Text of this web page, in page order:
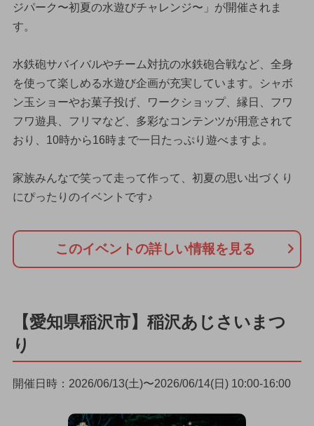
ジパーク〜初夏の水遊びチャレンジ〜」が開催されま
す。
水鉄砲サバイバルやチーム対抗の水鉄砲合戦など、全身
を使って楽しめる水遊び企画が充実しています。シャボ
ン玉ショーやお菓子投げ、ワークショップ、縁日、フワ
フワ遊具、フリマなど、多彩なコンテンツが用意されて
おり、10時から16時まで一日たっぷり遊べますよ。
家族みんなで笑って走って作って、初夏の思い出づくり
にぴったりのイベントです♪
このイベントの詳しい情報を見る
【愛知県稲沢市】稲沢あじさいまつ
り
開催日時：2026/06/13(土)〜2026/06/14(日) 10:00-16:00